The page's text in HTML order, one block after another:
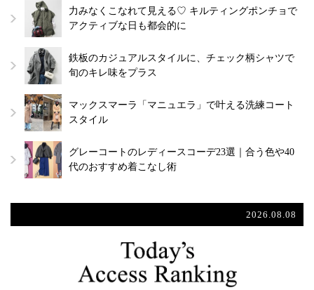
力みなくこなれて見える♡ キルティングポンチョで
アクティブな日も都会的に
鉄板のカジュアルスタイルに、チェック柄シャツで
旬のキレ味をプラス
マックスマーラ「マニュエラ」で叶える洗練コート
スタイル
グレーコートのレディースコーデ23選｜合う色や40
代のおすすめ着こなし術
2026.08.08